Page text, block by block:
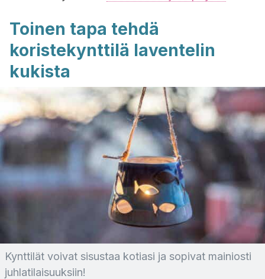
Toinen tapa tehdä
koristekynttilä laventelin
kukista
Kynttilät voivat sisustaa kotiasi ja sopivat mainiosti
juhlatilaisuuksiin!